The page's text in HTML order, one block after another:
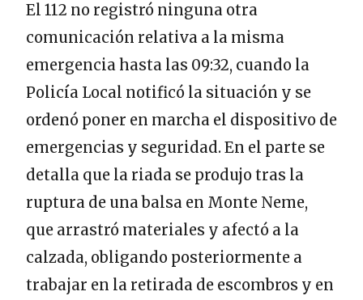
El 112 no registró ninguna otra
comunicación relativa a la misma
emergencia hasta las 09:32, cuando la
Policía Local notificó la situación y se
ordenó poner en marcha el dispositivo de
emergencias y seguridad. En el parte se
detalla que la riada se produjo tras la
ruptura de una balsa en Monte Neme,
que arrastró materiales y afectó a la
calzada, obligando posteriormente a
trabajar en la retirada de escombros y en